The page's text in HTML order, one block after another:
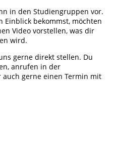
in den Studiengruppen vor.
Einblick bekommst, möchten
Video vorstellen, was dir
wird.
gerne direkt stellen. Du
anrufen in der
auch gerne einen Termin mit